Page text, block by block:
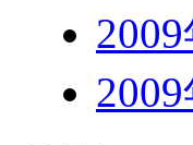
2009
2009